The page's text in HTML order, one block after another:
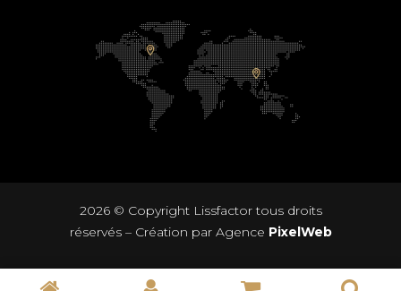
2026 © CopyrightLissfactortous droits
réservés – Création par Agence PixelWeb